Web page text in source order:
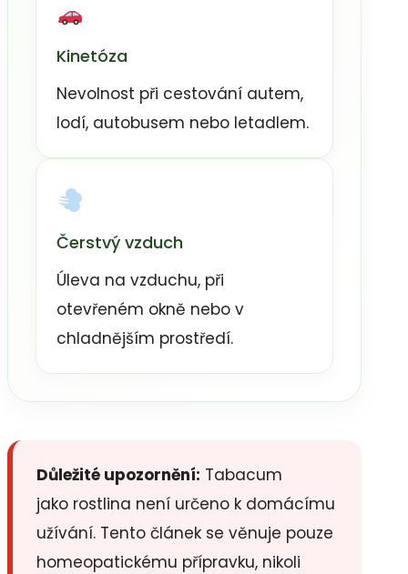
Kinetóza
Nevolnost při cestování autem,
lodí, autobusem nebo letadlem.
Čerstvý vzduch
Úleva na vzduchu, při
otevřeném okně nebo v
chladnějším prostředí.
Důležité upozornění: Tabacum
jako rostlina není určeno k domácímu
užívání. Tento článek se věnuje pouze
homeopatickému přípravku, nikoli